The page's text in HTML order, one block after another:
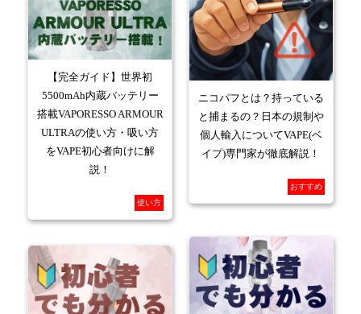
【完全ガイド】世界初
5500mAh内蔵バッテリー
搭載VAPORESSO ARMOUR
ULTRAの使い方・吸い方
をVAPE初心者向けに解
説！
使い方
ニコパフとは？持っている
と捕まるの？日本の規制や
個人輸入についてVAPE(ベ
イプ)専門家が徹底解説！
おすすめ